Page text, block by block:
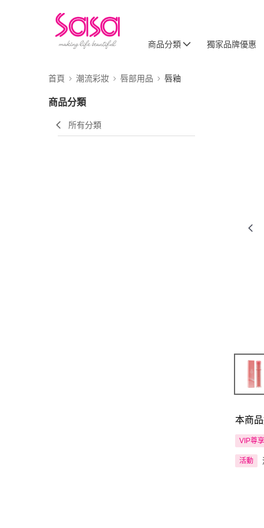
商品分類 獨家品牌優惠
首頁 潮流彩妝 唇部用品 唇釉
商品分類
所有分類
本商
VIP尊享
活動